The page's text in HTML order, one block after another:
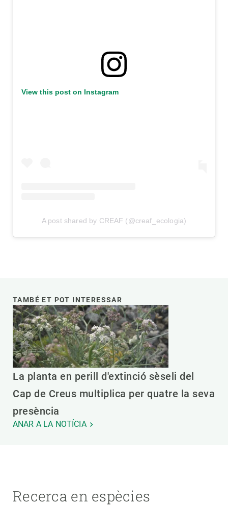
View this post on Instagram
A post shared by CREAF (@creaf_ecologia)
TAMBÉ ET POT INTERESSAR
La planta en perill d'extinció sèseli del
Cap de Creus multiplica per quatre la seva
presència
ANAR A LA NOTÍCIA
Recerca en espècies